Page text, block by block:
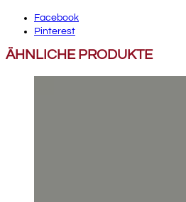
Facebook
Pinterest
ÄHNLICHE PRODUKTE